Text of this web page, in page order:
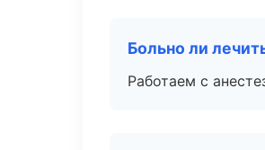
Больно ли
Работаем с